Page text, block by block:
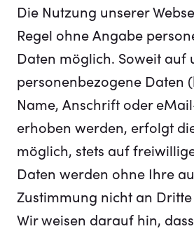
Die Nutzung unserer
Regel ohne Angabe
Daten möglich. Soweit auf
personenbezogene Daten
Name, Anschrift oder
erhoben werden, erfolgt
möglich, stets auf
Daten werden ohne Ihre
Zustimmung nicht an
Wir weisen darauf hin,